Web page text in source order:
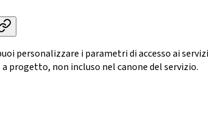
personalizzare i parametri di accesso ai
progetto, non incluso nel canone del servizio.